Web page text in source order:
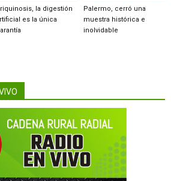
la digestión
es la única
Palermo, cerró una
muestra histórica e
inolvidable